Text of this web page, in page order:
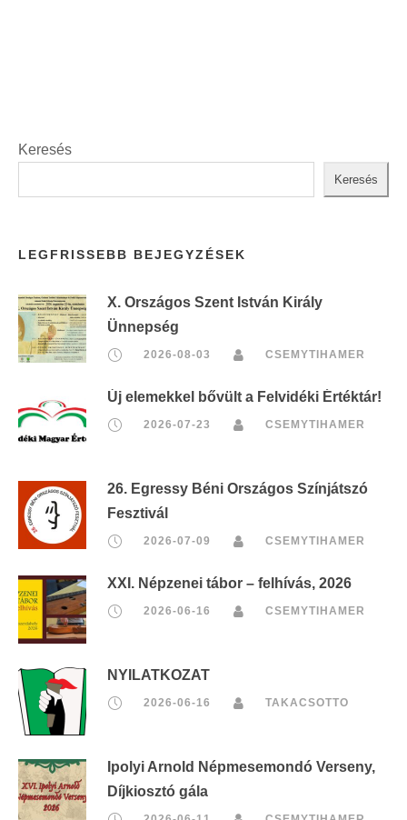
Keresés
Keresés
LEGFRISSEBB BEJEGYZÉSEK
X. Országos Szent István Király
Ünnepség
2026-08-03 CSEMYTIHAMER
Új elemekkel bővült a Felvidéki Értéktár!
2026-07-23 CSEMYTIHAMER
26. Egressy Béni Országos Színjátszó
Fesztivál
2026-07-09 CSEMYTIHAMER
XXI. Népzenei tábor – felhívás, 2026
2026-06-16 CSEMYTIHAMER
NYILATKOZAT
2026-06-16 TAKACSOTTO
Ipolyi Arnold Népmesemondó Verseny,
Díjkiosztó gála